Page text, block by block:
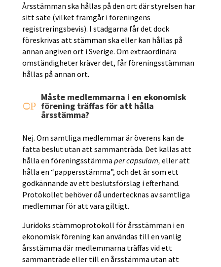
Årsstämman ska hållas på den ort där styrelsen har
sitt säte (vilket framgår i föreningens
registreringsbevis). I stadgarna får det dock
föreskrivas att stämman ska eller kan hållas på
annan angiven ort i Sverige. Om extraordinära
omständigheter kräver det, får föreningsstämman
hållas på annan ort.
OP
Måste medlemmarna i en ekonomisk
förening träffas för att hålla
årsstämma?
Nej. Om samtliga medlemmar är överens kan de
fatta beslut utan att sammanträda. Det kallas att
hålla en föreningsstämma per capsulam, eller att
hålla en “pappersstämma”, och det är som ett
godkännande av ett beslutsförslag i efterhand.
Protokollet behöver då undertecknas av samtliga
medlemmar för att vara giltigt.
Juridoks stämmoprotokoll för årsstämman i en
ekonomisk förening kan användas till en vanlig
årsstämma där medlemmarna träffas vid ett
sammanträde eller till en årsstämma utan att